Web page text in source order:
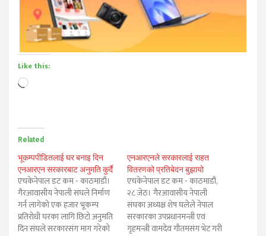
Like this:
Loading…
Related
भूकम्पपीडितलाई घर बनाइ दिन
एनआरएन सरकारबाट अनुमति कुर्दै
एचकेनेपाल डट कम - काठमाडौं।
गैरआवासीय नेपाली संघले निर्माण
गर्न लागेको एक हजार भूकम्प
प्रतिरोधी घरका लागि छिटो अनुमति
दिन संघले सरकारसंग माग गरेको
एनआरएनले सरकारलाई राहत
वितरणको प्रतिबेदन बुझायो
एचकेनेपाल डट कम - काठमाडौं,
२८ जेठ। गैरआवासीय नेपाली
संघका अध्यक्ष शेष घलेले नेपाल
सरकारका उपप्रधानमन्त्री एवं
गृहमन्त्री वामदेव गौतमसंग भेट गरी